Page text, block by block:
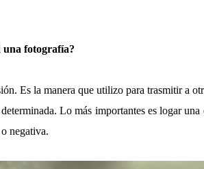
una fotografía?
Es la manera que utilizo para trasmitir a
determinada. Lo más importantes es logar
negativa.